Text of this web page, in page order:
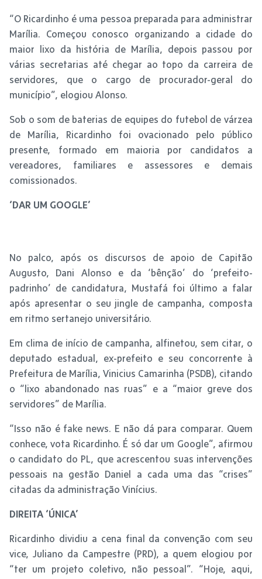
“O Ricardinho é uma pessoa preparada para administrar
Marília. Começou conosco organizando a cidade do
maior lixo da história de Marília, depois passou por
várias secretarias até chegar ao topo da carreira de
servidores, que o cargo de procurador-geral do
município”, elogiou Alonso.
Sob o som de baterias de equipes do futebol de várzea
de Marília, Ricardinho foi ovacionado pelo público
presente, formado em maioria por candidatos a
vereadores, familiares e assessores e demais
comissionados.
‘DAR UM GOOGLE’
No palco, após os discursos de apoio de Capitão
Augusto, Dani Alonso e da ‘bênção’ do ‘prefeito-
padrinho’ de candidatura, Mustafá foi último a falar
após apresentar o seu jingle de campanha, composta
em ritmo sertanejo universitário.
Em clima de início de campanha, alfinetou, sem citar, o
deputado estadual, ex-prefeito e seu concorrente à
Prefeitura de Marília, Vinicius Camarinha (PSDB), citando
o “lixo abandonado nas ruas” e a “maior greve dos
servidores” de Marília.
“Isso não é fake news. E não dá para comparar. Quem
conhece, vota Ricardinho. É só dar um Google”, afirmou
o candidato do PL, que acrescentou suas intervenções
pessoais na gestão Daniel a cada uma das “crises”
citadas da administração Vinícius.
DIREITA ‘ÚNICA’
Ricardinho dividiu a cena final da convenção com seu
vice, Juliano da Campestre (PRD), a quem elogiou por
“ter um projeto coletivo, não pessoal”. “Hoje, aqui,